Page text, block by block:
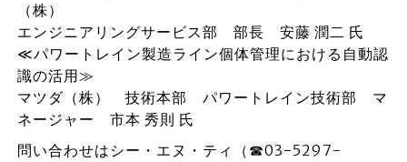
（株）
エンジニアリングサービス部 部長 安藤 潤二 氏
≪パワートレイン製造ライン個体管理における自動認
識の活用≫
マツダ（株） 技術本部 パワートレイン技術部 マ
ネージャー 市本 秀則 氏
問い合わせはシー・エヌ・ティ（☎03-5297-